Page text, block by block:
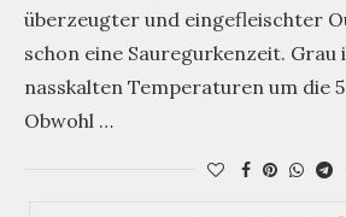
überzeugter und eingefleischter
schon eine Sauregurkenzeit. Grau
nasskalten Temperaturen um die
Obwohl …